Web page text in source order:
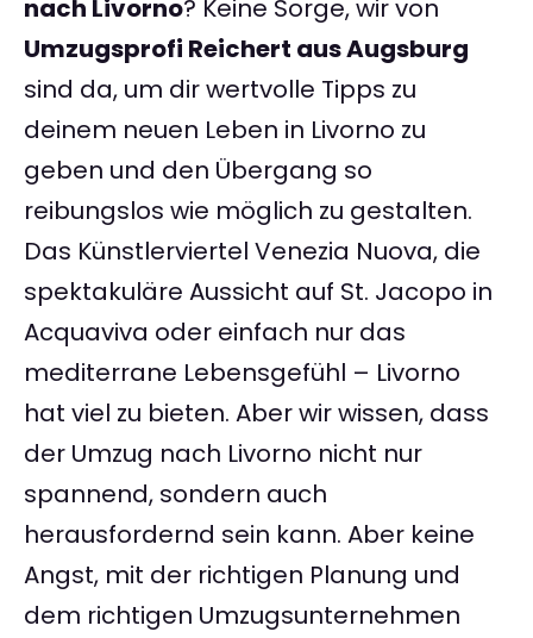
nach Livorno? Keine Sorge, wir von
Umzugsprofi Reichert aus Augsburg
sind da, um dir wertvolle Tipps zu
deinem neuen Leben in Livorno zu
geben und den Übergang so
reibungslos wie möglich zu gestalten.
Das Künstlerviertel Venezia Nuova, die
spektakuläre Aussicht auf St. Jacopo in
Acquaviva oder einfach nur das
mediterrane Lebensgefühl – Livorno
hat viel zu bieten. Aber wir wissen, dass
der Umzug nach Livorno nicht nur
spannend, sondern auch
herausfordernd sein kann. Aber keine
Angst, mit der richtigen Planung und
dem richtigen Umzugsunternehmen